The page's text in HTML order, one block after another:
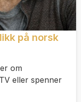
på norsk
om
eller spenner